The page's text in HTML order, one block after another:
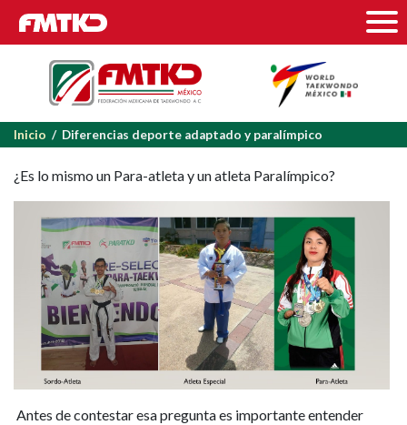
Inicio / Diferencias deporte adaptado y paralímpico
¿Es lo mismo un Para-atleta y un atleta Paralímpico?
Antes de contestar esa pregunta es importante entender